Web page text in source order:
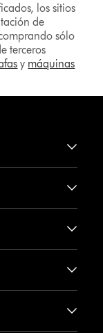
los sitios
de
sólo
terceros
y máquinas